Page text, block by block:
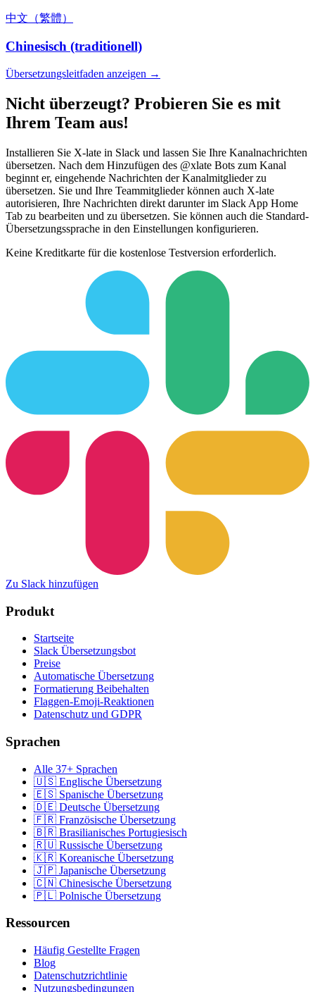
中文（繁體）
Chinesisch (traditionell)
Übersetzungsleitfaden anzeigen →
Nicht überzeugt? Probieren Sie es mit
Ihrem Team aus!
Installieren Sie X-late in Slack und lassen Sie Ihre Kanalnachrichten
übersetzen. Nach dem Hinzufügen des @xlate Bots zum Kanal
beginnt er, eingehende Nachrichten der Kanalmitglieder zu
übersetzen. Sie und Ihre Teammitglieder können auch X-late
autorisieren, Ihre Nachrichten direkt darunter im Slack App Home
Tab zu bearbeiten und zu übersetzen. Sie können auch die Standard-
Übersetzungssprache in den Einstellungen konfigurieren.
Keine Kreditkarte für die kostenlose Testversion erforderlich.
Zu Slack hinzufügen
Produkt
Startseite
Slack Übersetzungsbot
Preise
Automatische Übersetzung
Formatierung Beibehalten
Flaggen-Emoji-Reaktionen
Datenschutz und GDPR
Sprachen
Alle 37+ Sprachen
🇺🇸 Englische Übersetzung
🇪🇸 Spanische Übersetzung
🇩🇪 Deutsche Übersetzung
🇫🇷 Französische Übersetzung
🇧🇷 Brasilianisches Portugiesisch
🇷🇺 Russische Übersetzung
🇰🇷 Koreanische Übersetzung
🇯🇵 Japanische Übersetzung
🇨🇳 Chinesische Übersetzung
🇵🇱 Polnische Übersetzung
Ressourcen
Häufig Gestellte Fragen
Blog
Datenschutzrichtlinie
Nutzungsbedingungen